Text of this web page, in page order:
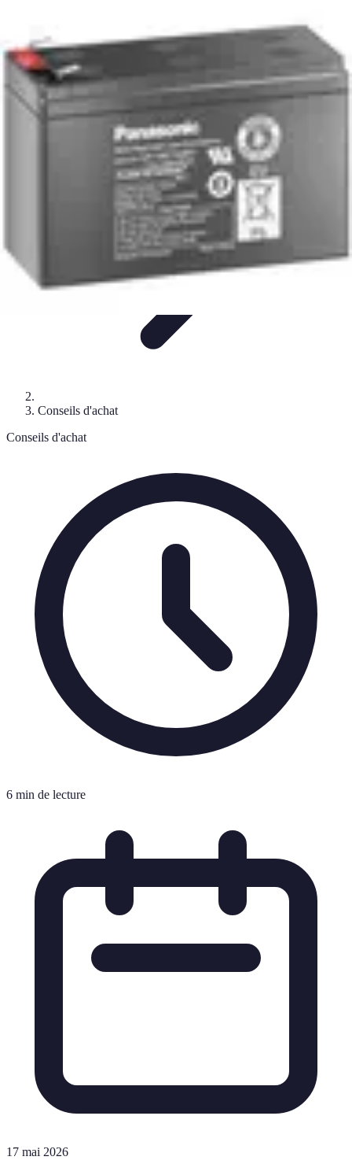
Marques et fournisseursGuide
d'achatÉquipement à domicile
Meilleur Matériel Médical
Conseils d'achat
Conseils d'achat
6 min de lecture
17 mai 2026